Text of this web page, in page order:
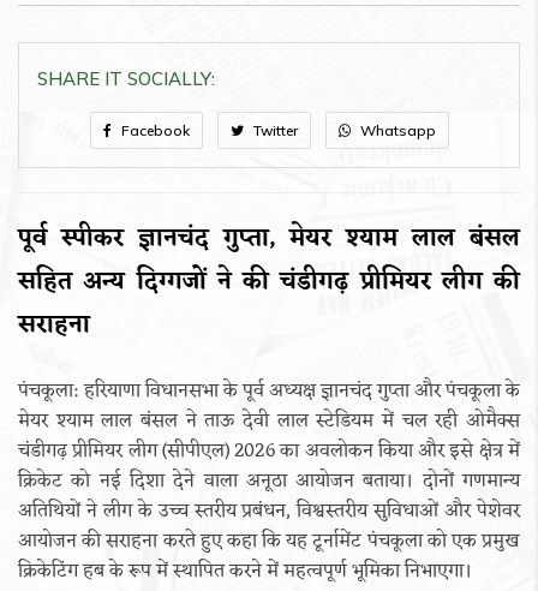
SHARE IT SOCIALLY:
Facebook Twitter Whatsapp
पूर्व स्पीकर ज्ञानचंद गुप्ता, मेयर श्याम लाल बंसल
सहित अन्य दिग्गजों ने की चंडीगढ़ प्रीमियर लीग की
सराहना
पंचकूला: हरियाणा विधानसभा के पूर्व अध्यक्ष ज्ञानचंद गुप्ता और पंचकूला के
मेयर श्याम लाल बंसल ने ताऊ देवी लाल स्टेडियम में चल रही ओमैक्स
चंडीगढ़ प्रीमियर लीग (सीपीएल) 2026 का अवलोकन किया और इसे क्षेत्र में
क्रिकेट को नई दिशा देने वाला अनूठा आयोजन बताया। दोनों गणमान्य
अतिथियों ने लीग के उच्च स्तरीय प्रबंधन, विश्वस्तरीय सुविधाओं और पेशेवर
आयोजन की सराहना करते हुए कहा कि यह टूर्नामेंट पंचकूला को एक प्रमुख
क्रिकेटिंग हब के रूप में स्थापित करने में महत्वपूर्ण भूमिका निभाएगा।